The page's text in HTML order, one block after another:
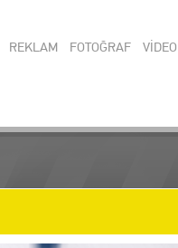
REKLAM FOTOĞRAF VİDEO